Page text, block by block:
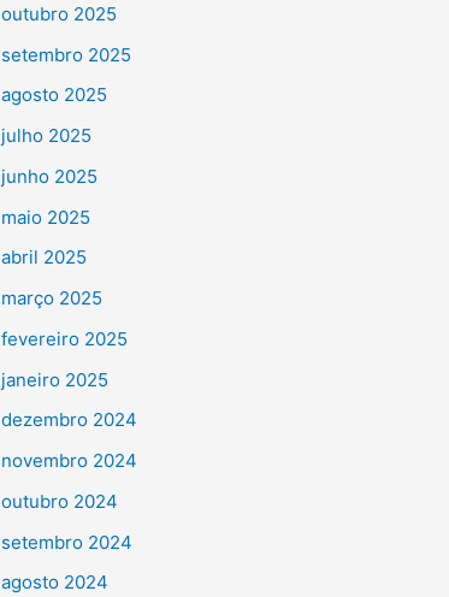
outubro 2025
setembro 2025
agosto 2025
julho 2025
junho 2025
maio 2025
abril 2025
março 2025
fevereiro 2025
janeiro 2025
dezembro 2024
novembro 2024
outubro 2024
setembro 2024
agosto 2024